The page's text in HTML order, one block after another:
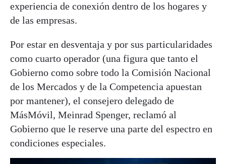
experiencia de conexión dentro de los hogares y
de las empresas.
Por estar en desventaja y por sus particularidades
como cuarto operador (una figura que tanto el
Gobierno como sobre todo la Comisión Nacional
de los Mercados y de la Competencia apuestan
por mantener), el consejero delegado de
MásMóvil, Meinrad Spenger, reclamó al
Gobierno que le reserve una parte del espectro en
condiciones especiales.